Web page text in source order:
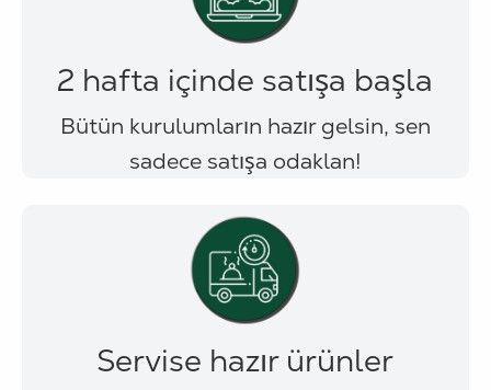
2 hafta içinde satışa başla
Bütün kurulumların hazır gelsin, sen
sadece satışa odaklan!
Servise hazır ürünler